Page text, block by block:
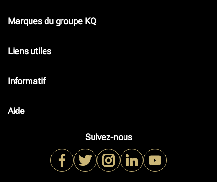
Marques du groupe KQ
keyboard_arrow_down
Liens utiles
keyboard_arrow_down
Informatif
keyboard_arrow_down
Aide
keyboard_arrow_down
Suivez-nous